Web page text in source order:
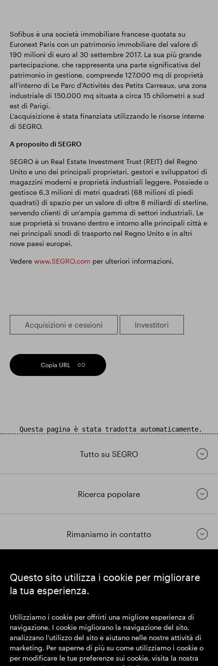
Questo sito utilizza i cookie per migliorare
la tua esperienza.
Utilizziamo i cookie per offrirti una migliore esperienza di
navigazione. I cookie migliorano la navigazione del sito,
analizzano l'utilizzo del sito e aiutano nelle nostre attività di
marketing. Per saperne di più su come utilizziamo i cookie o
per modificare le tue preferenze sui cookie, visita la nostra
Sofibus è una società immobiliare francese quotata su
Euronext Paris con un patrimonio immobiliare del valore di
190 milioni di euro al 30 settembre 2017. La sua più grande
partecipazione, che rappresenta una parte significativa del
patrimonio in gestione, comprende 127.000 mq di proprietà
all'interno di Le Parc d'Activités des Petits Carreaux, una zona
industriale di 150.000 mq situata a circa 15 chilometri a sud
est di Parigi.
L'acquisizione è stata finanziata utilizzando le risorse interne
di SEGRO.
A proposito di SEGRO
SEGRO è un Real Estate Investment Trust (REIT) del Regno
Unito e uno dei principali proprietari, gestori e sviluppatori di
magazzini moderni e proprietà industriali leggere. Possiede o
gestisce 6,3 milioni di metri quadrati (68 milioni di piedi
quadrati) di spazio per un valore di oltre 8 miliardi di sterline,
servendo clienti di un'ampia gamma di settori industriali. Le
sue proprietà si trovano dentro e intorno alle principali città e
nei principali snodi di trasporto nel Regno Unito e in altri
nove paesi europei.
Vedere www.SEGRO.com per ulteriori informazioni.
Acquisizioni e cessioni Investitori
Copia URL
Questa pagina è stata tradotta automaticamente.
Tutto su SEGRO
Ricerca popolare
Rimaniamo in contatto
https://www.linkedin.com/
https://www.youtube.com/
https://twitter.com/
SEGRO plc
Numero di registrazione nel Regno Unito 167591
Luogo di registrazione: Inghilterra e Galles
© SEGRO 2022